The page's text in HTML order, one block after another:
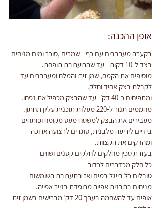
אופן ההכנה:
בקערה מערבבים עם כף - שמרים ,סוכר ומים מניחים
בצד ל-10 דקות - עד שהתערובת תופחת.
מוסיפים את הקמח, שמן זית והמלח ומערבבים עד
לקבלת בצק אחיד וחלק.
ומתפיחים כ-40 דק׳- עד שהבצק מכפיל את נפחו.
מחממים תנור ל-220 מעלות תוכנית עליון תחתון.
מעבירים את הבצק למשטח מעט מקומח ופותחים
בידיים ליריעה מלבנית, סוגרים לרצועה ארוכה
ומהדקים את הקצוות.
בעזרת סכין מחלקים לחלקים קטנים ושווים
כל חלק מכדררים לכדור
טובלים כל בייגל במים ואז בתערובת השומשום
מניחים בתבנית אפייה מרופדת בנייר אפייה.
אופים עד להשחמה בערך 20 דק׳ מברישים בשמן זית